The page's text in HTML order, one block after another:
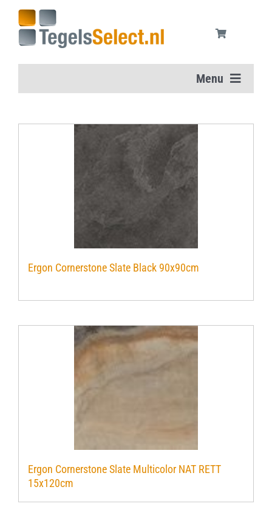
inhoud
Menu
Wandtegels
Aanbiedingen
Onderhoudsmiddelen
Verwerkingsmaterialen
Ergon Cornerstone Slate Black 90x90cm
Ergon Cornerstone Slate Multicolor NAT RETT
15x120cm